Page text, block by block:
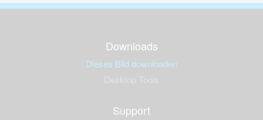
Downloads
Dieses Bild downloaden
Support